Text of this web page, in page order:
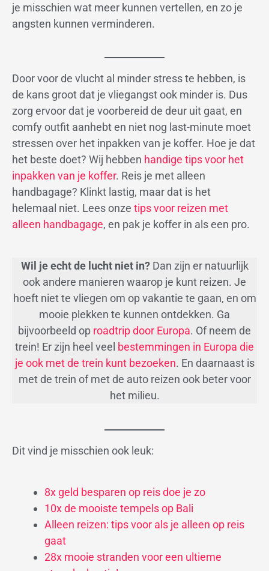
je misschien wat meer kunnen vertellen, en zo je
angsten kunnen verminderen.
Door voor de vlucht al minder stress te hebben, is
de kans groot dat je vliegangst ook minder is. Dus
zorg ervoor dat je voorbereid de deur uit gaat, en
comfy outfit aanhebt en niet nog last-minute moet
stressen over het inpakken van je koffer. Hoe je dat
het beste doet? Wij hebben handige tips voor het
inpakken van je koffer. Reis je met alleen
handbagage? Klinkt lastig, maar dat is het
helemaal niet. Lees onze tips voor reizen met
alleen handbagage, en pak je koffer in als een pro.
Wil je echt de lucht niet in?Dan zijn er natuurlijk
ook andere manieren waarop je kunt reizen. Je
hoeft niet te vliegen om op vakantie te gaan, en om
mooie plekken te kunnen ontdekken. Ga
bijvoorbeeld op roadtrip door Europa. Of neem de
trein! Er zijn heel veel bestemmingen in Europa die
je ook met de trein kunt bezoeken. En daarnaast is
met de trein of met de auto reizen ook beter voor
het milieu.
Dit vind je misschien ook leuk:
8x geld besparen op reis doe je zo
10x de mooiste tempels op Bali
Alleen reizen: tips voor als je alleen op reis
gaat
28x mooie stranden voor een ultieme